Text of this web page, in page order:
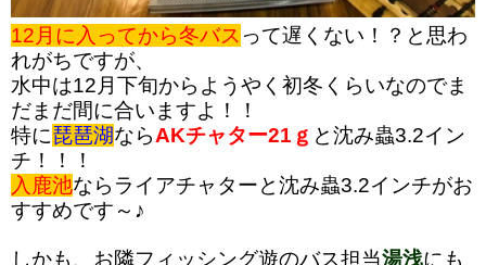
12月に入ってから冬バス って遅くない！？と思わ
れがちですが、
水中は12月下旬からようやく初冬くらいなのでま
だまだ間に合いますよ！！
特に琵琶湖ならAKチャター21ｇ と沈み蟲3.2イン
チ！！！
入鹿池ならライアチャターと沈み蟲3.2インチがお
すすめです～♪
しかも、お隣フィッシング遊のバス担当湯浅にも